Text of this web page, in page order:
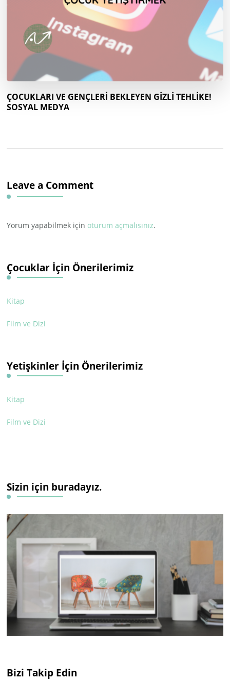
ÇOCUKLARI VE GENÇLERİ BEKLEYEN GİZLİ TEHLİKE!
SOSYAL MEDYA
Leave a Comment
Yorum yapabilmek için oturum açmalısınız.
Çocuklar İçin Önerilerimiz
Kitap
Film ve Dizi
Yetişkinler İçin Önerilerimiz
Kitap
Film ve Dizi
Sizin için buradayız.
Bizi Takip Edin